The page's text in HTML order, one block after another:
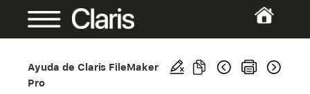
Ayuda de Claris FileMaker
Pro